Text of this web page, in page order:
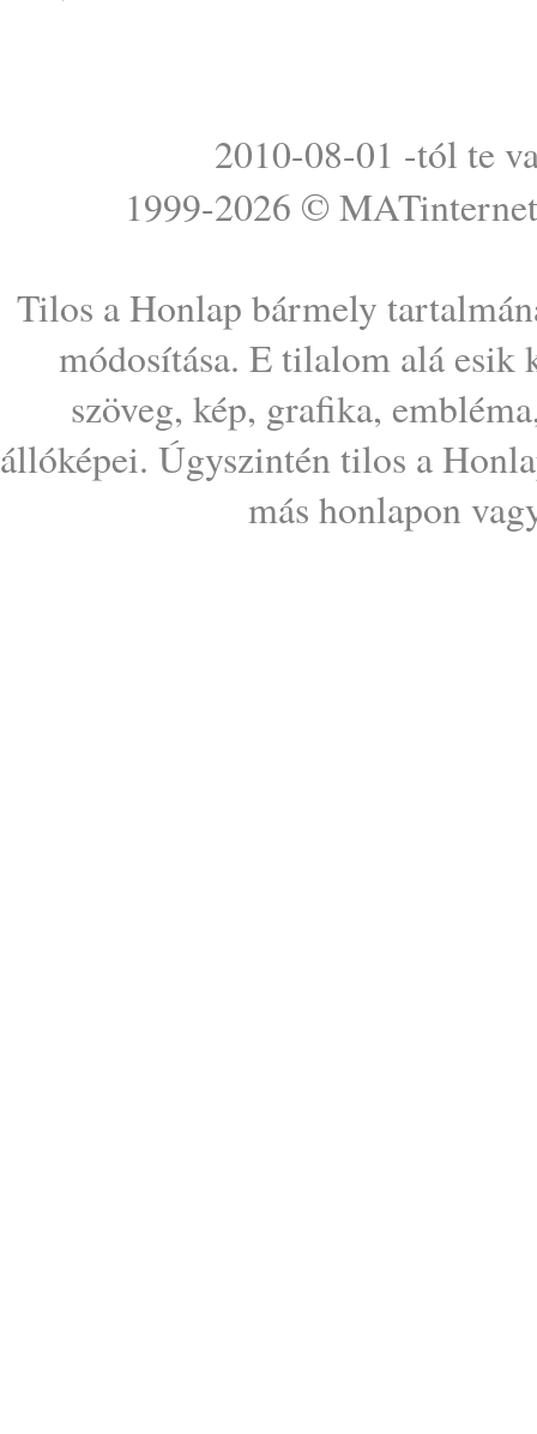
2010-08-01 -tól te
1999-2026 © MATinternet
Tilos a Honlap bármely
módosítása. E tilalom alá esik
szöveg, kép, grafika,
állóképei. Úgyszintén tilos a
más honlapon